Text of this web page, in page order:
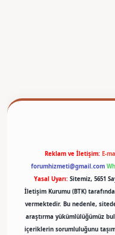
Reklam ve İletişim: E-
forumhizmeti@gmail.com
Yasal Uyarı: Sitemiz, 5651
İletişim Kurumu (BTK)
vermektedir. Bu nedenle,
araştırma yükümlülüğümüz
içeriklerin sorumluluğunu